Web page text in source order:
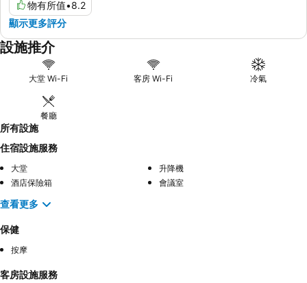
物有所值•8.2
顯示更多評分
設施推介
大堂 Wi-Fi 客房 Wi-Fi 冷氣
餐廳
所有設施
住宿設施服務
大堂
升降機
酒店保險箱
會議室
查看更多
保健
按摩
客房設施服務